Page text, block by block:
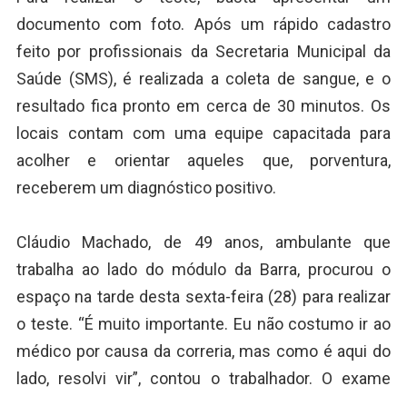
documento com foto. Após um rápido cadastro
feito por profissionais da Secretaria Municipal da
Saúde (SMS), é realizada a coleta de sangue, e o
resultado fica pronto em cerca de 30 minutos. Os
locais contam com uma equipe capacitada para
acolher e orientar aqueles que, porventura,
receberem um diagnóstico positivo.
Cláudio Machado, de 49 anos, ambulante que
trabalha ao lado do módulo da Barra, procurou o
espaço na tarde desta sexta-feira (28) para realizar
o teste. “É muito importante. Eu não costumo ir ao
médico por causa da correria, mas como é aqui do
lado, resolvi vir”, contou o trabalhador. O exame